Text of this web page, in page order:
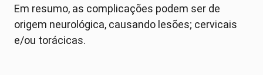
Em resumo, as complicações podem ser de
origem neurológica, causando lesões; cervicais
e/ou torácicas.